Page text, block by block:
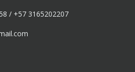
/ +57 3165202207